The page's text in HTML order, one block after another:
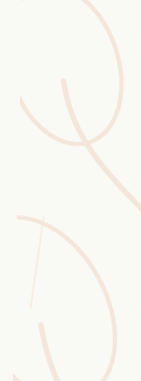
Blüten-Finder
Phänologie-Radar
Vogelstimmen
Gartenplaner
Düngeberater
Challenges
Wusstest du?
Sammlungen
Selber machen